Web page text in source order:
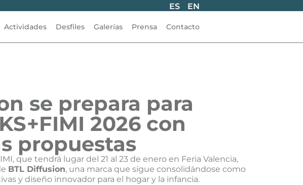
ES EN
Actividades Desfiles Galerías Prensa Contacto
se prepara para
2026 con
propuestas
que tendrá lugar del 21 al 23 de enero en Feria Valencia,
BTL Diffusion, una marca que sigue consolidándose como
y diseño innovador para el hogar y la infancia.